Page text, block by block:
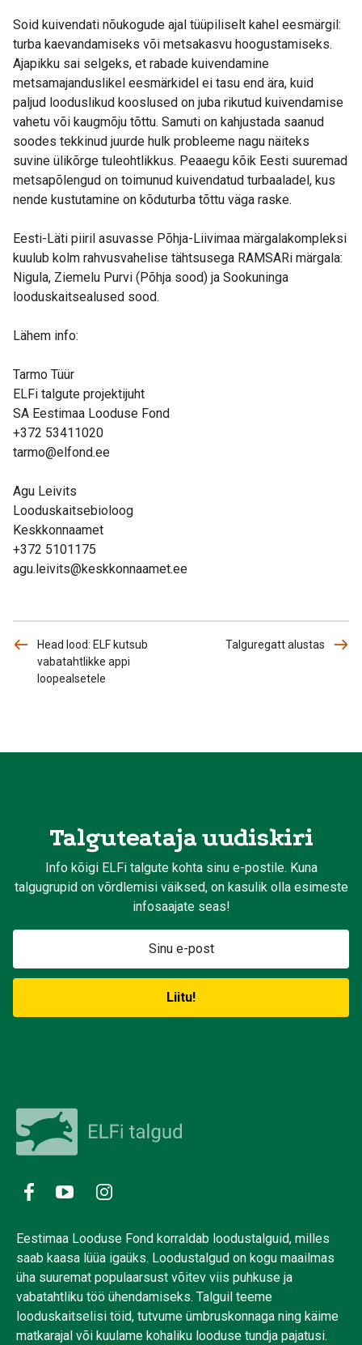
Soid kuivendati nõukogude ajal tüüpiliselt kahel eesmärgil:
turba kaevandamiseks või metsakasvu hoogustamiseks.
Ajapikku sai selgeks, et rabade kuivendamine
metsamajanduslikel eesmärkidel ei tasu end ära, kuid
paljud looduslikud kooslused on juba rikutud kuivendamise
vahetu või kaugmõju tõttu. Samuti on kahjustada saanud
soodes tekkinud juurde hulk probleeme nagu näiteks
suvine ülikõrge tuleohtlikkus. Peaaegu kõik Eesti suuremad
metsapõlengud on toimunud kuivendatud turbaaladel, kus
nende kustutamine on kõduturba tõttu väga raske.
Eesti-Läti piiril asuvasse Põhja-Liivimaa märgalakompleksi
kuulub kolm rahvusvahelise tähtsusega RAMSARi märgala:
Nigula, Ziemelu Purvi (Põhja sood) ja Sookuninga
looduskaitsealused sood.
Lähem info:
Tarmo Tüür
ELFi talgute projektijuht
SA Eestimaa Looduse Fond
+372 53411020
tarmo@elfond.ee
Agu Leivits
Looduskaitsebioloog
Keskkonnaamet
+372 5101175
agu.leivits@keskkonnaamet.ee
Head lood: ELF kutsub
vabatahtlikke appi
loopealsetele
Talguregatt alustas
Talguteataja uudiskiri
Info kõigi ELFi talgute kohta sinu e-postile. Kuna
talgugrupid on võrdlemisi väiksed, on kasulik olla esimeste
infosaajate seas!
Eestimaa Looduse Fond korraldab loodustalguid, milles
saab kaasa lüüa igaüks. Loodustalgud on kogu maailmas
üha suuremat populaarsust võitev viis puhkuse ja
vabatahtliku töö ühendamiseks. Talguil teeme
looduskaitselisi töid, tutvume ümbruskonnaga ning käime
matkarajal või kuulame kohaliku looduse tundja pajatusi.